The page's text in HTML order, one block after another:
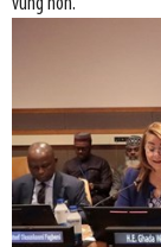
vững hơn.